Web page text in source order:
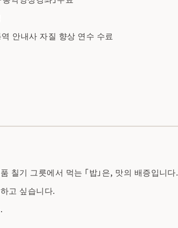
안내사 자질 향상 연수 수료
칠기 그릇에서 먹는 「밥」은, 맛의 배증입니다.
고 싶습니다.